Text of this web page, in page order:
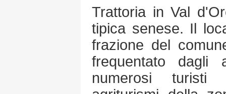
Trattoria in Val
tipica senese. Il
frazione del
frequentato
numerosi turisti